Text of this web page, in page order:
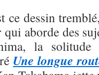
ce dessin
aborde des
la
Une longue